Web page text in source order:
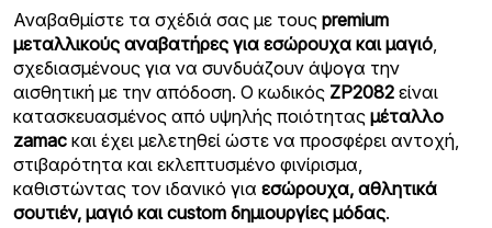
Αναβαθμίστε τα σχέδιά σας με τους premium
μεταλλικούς αναβατήρες για εσώρουχα και μαγιό,
σχεδιασμένους για να συνδυάζουν άψογα την
αισθητική με την απόδοση. Ο κωδικός ZP2082 είναι
κατασκευασμένος από υψηλής ποιότητας μέταλλο
zamac και έχει μελετηθεί ώστε να προσφέρει αντοχή,
στιβαρότητα και εκλεπτυσμένο φινίρισμα,
καθιστώντας τον ιδανικό για εσώρουχα, αθλητικά
σουτιέν, μαγιό και custom δημιουργίες μόδας.